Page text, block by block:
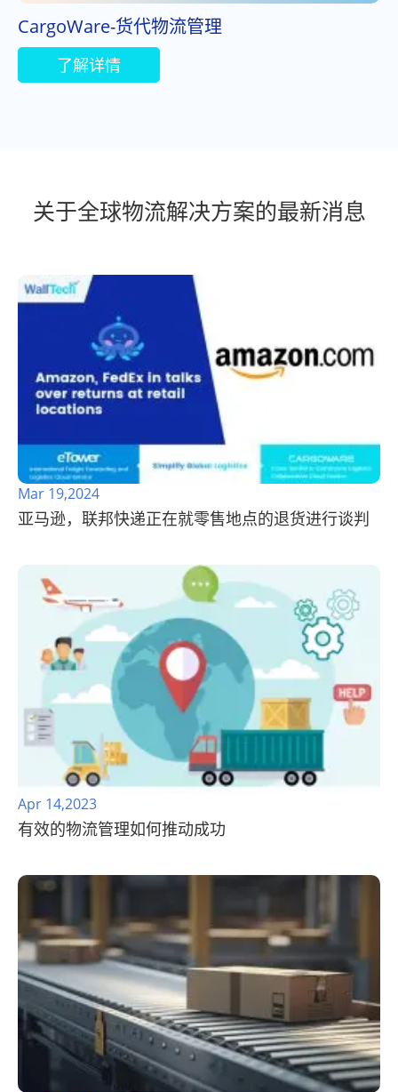
CargoWare-货代物流管理
了解详情
关于全球物流解决方案的最新消息
Mar 19,2024
亚马逊，联邦快递正在就零售地点的退货进行谈判
Apr 14,2023
有效的物流管理如何推动成功